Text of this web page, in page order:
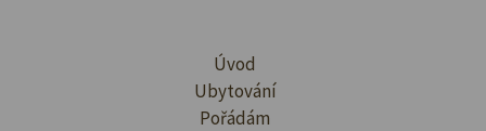
Úvod
Ubytování
Pořádám